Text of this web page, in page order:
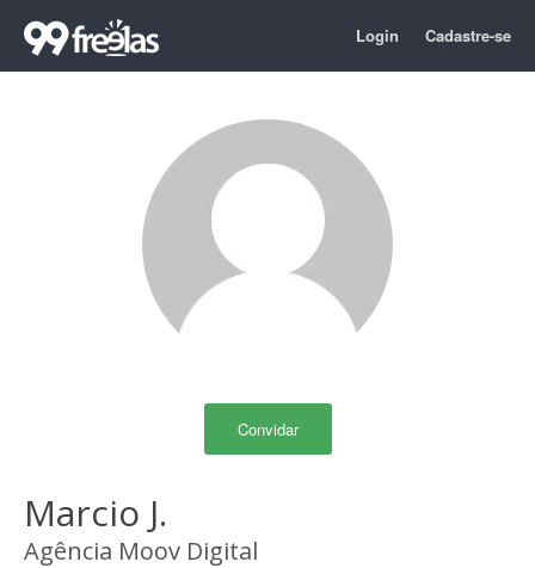
Login Cadastre-se
Convidar
Marcio J.
Agência Moov Digital